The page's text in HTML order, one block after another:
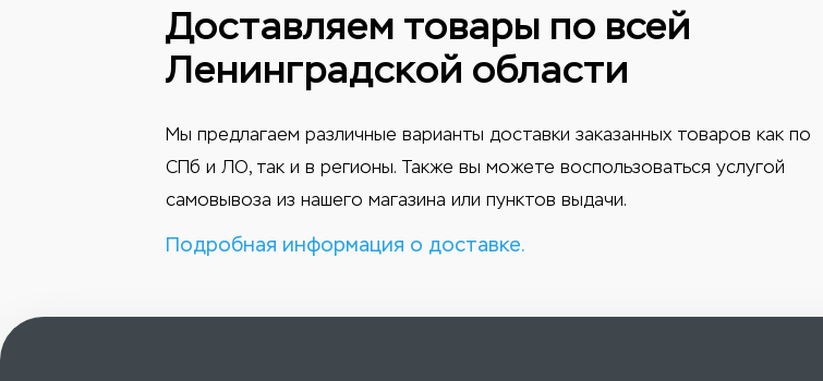
Доставляем товары по всей
Ленинградской области
Мы предлагаем различные варианты доставки заказанных товаров как по
СПб и ЛО, так и в регионы. Также вы можете воспользоваться услугой
самовывоза из нашего магазина или пунктов выдачи.
Подробная информация о доставке.